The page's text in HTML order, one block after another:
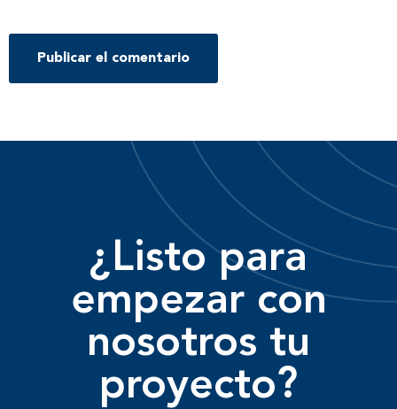
¿Listo para
empezar con
nosotros tu
proyecto?